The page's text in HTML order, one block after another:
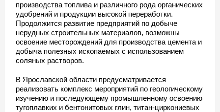
производства топлива и различного рода органических
удобрений и продукции высокой переработки.
Продолжится развитие предприятий по добыче
нерудных строительных материалов, возможны
освоение месторождений для производства цемента и
добыча полезных ископаемых с использованием
соляных растворов.
В Ярославской области предусматривается
реализовать комплекс мероприятий по геологическому
изучению и последующему промышленному освоению
тугоплавких и бентонитовых глин, титан-циркониевых